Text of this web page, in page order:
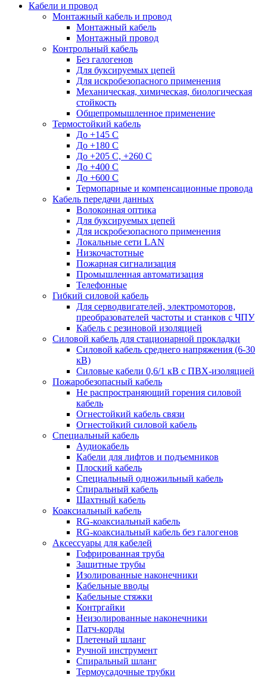
Кабели и провод
Монтажный кабель и провод
Монтажный кабель
Монтажный провод
Контрольный кабель
Без галогенов
Для буксируемых цепей
Для искробезопасного применения
Механическая, химическая, биологическая
стойкость
Общепромышленное применение
Термостойкий кабель
До +145 С
До +180 C
До +205 С, +260 С
До +400 C
До +600 С
Термопарные и компенсационные провода
Кабель передачи данных
Волоконная оптика
Для буксируемых цепей
Для искробезопасного применения
Локальные сети LAN
Низкочастотные
Пожарная сигнализация
Промышленная автоматизация
Телефонные
Гибкий силовой кабель
Для серводвигателей, электромоторов,
преобразователей частоты и станков с ЧПУ
Кабель с резиновой изоляцией
Силовой кабель для стационарной прокладки
Силовой кабель среднего напряжения (6-30
кВ)
Силовые кабели 0,6/1 кВ с ПВХ-изоляцией
Пожаробезопасный кабель
Не распространяющий горения силовой
кабель
Огнестойкий кабель связи
Огнестойкий силовой кабель
Специальный кабель
Аудиокабель
Кабели для лифтов и подъемников
Плоский кабель
Специальный одножильный кабель
Спиральный кабель
Шахтный кабель
Коаксиальный кабель
RG-коаксиальный кабель
RG-коаксиальный кабель без галогенов
Аксессуары для кабелей
Гофрированная труба
Защитные трубы
Изолированные наконечники
Кабельные вводы
Кабельные стяжки
Контргайки
Неизолированные наконечники
Патч-корды
Плетеный шланг
Ручной инструмент
Спиральный шланг
Термоусадочные трубки